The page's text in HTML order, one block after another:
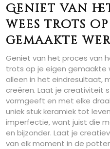
Geniet van
wees trots op
gemaakte
Geniet van het proces van
trots op je eigen gemaakte
alleen in het eindresultaat,
creëren. Laat je creativiteit
vormgeeft en met elke
uniek stuk keramiek tot
imperfectie, want juist die
en bijzonder. Laat je
van elk moment in de